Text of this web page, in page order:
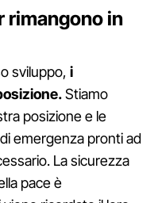
rimangono in
sviluppo, i
Stiamo
posizione e le
emergenza pronti ad
La sicurezza
pace è